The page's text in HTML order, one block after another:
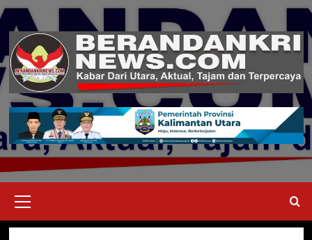
Skip
content
Menu